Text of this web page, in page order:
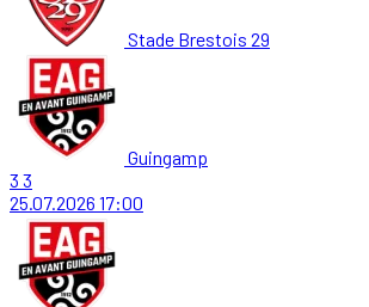
Stade Brestois 29
Guingamp
3 3
25.07.2026 17:00